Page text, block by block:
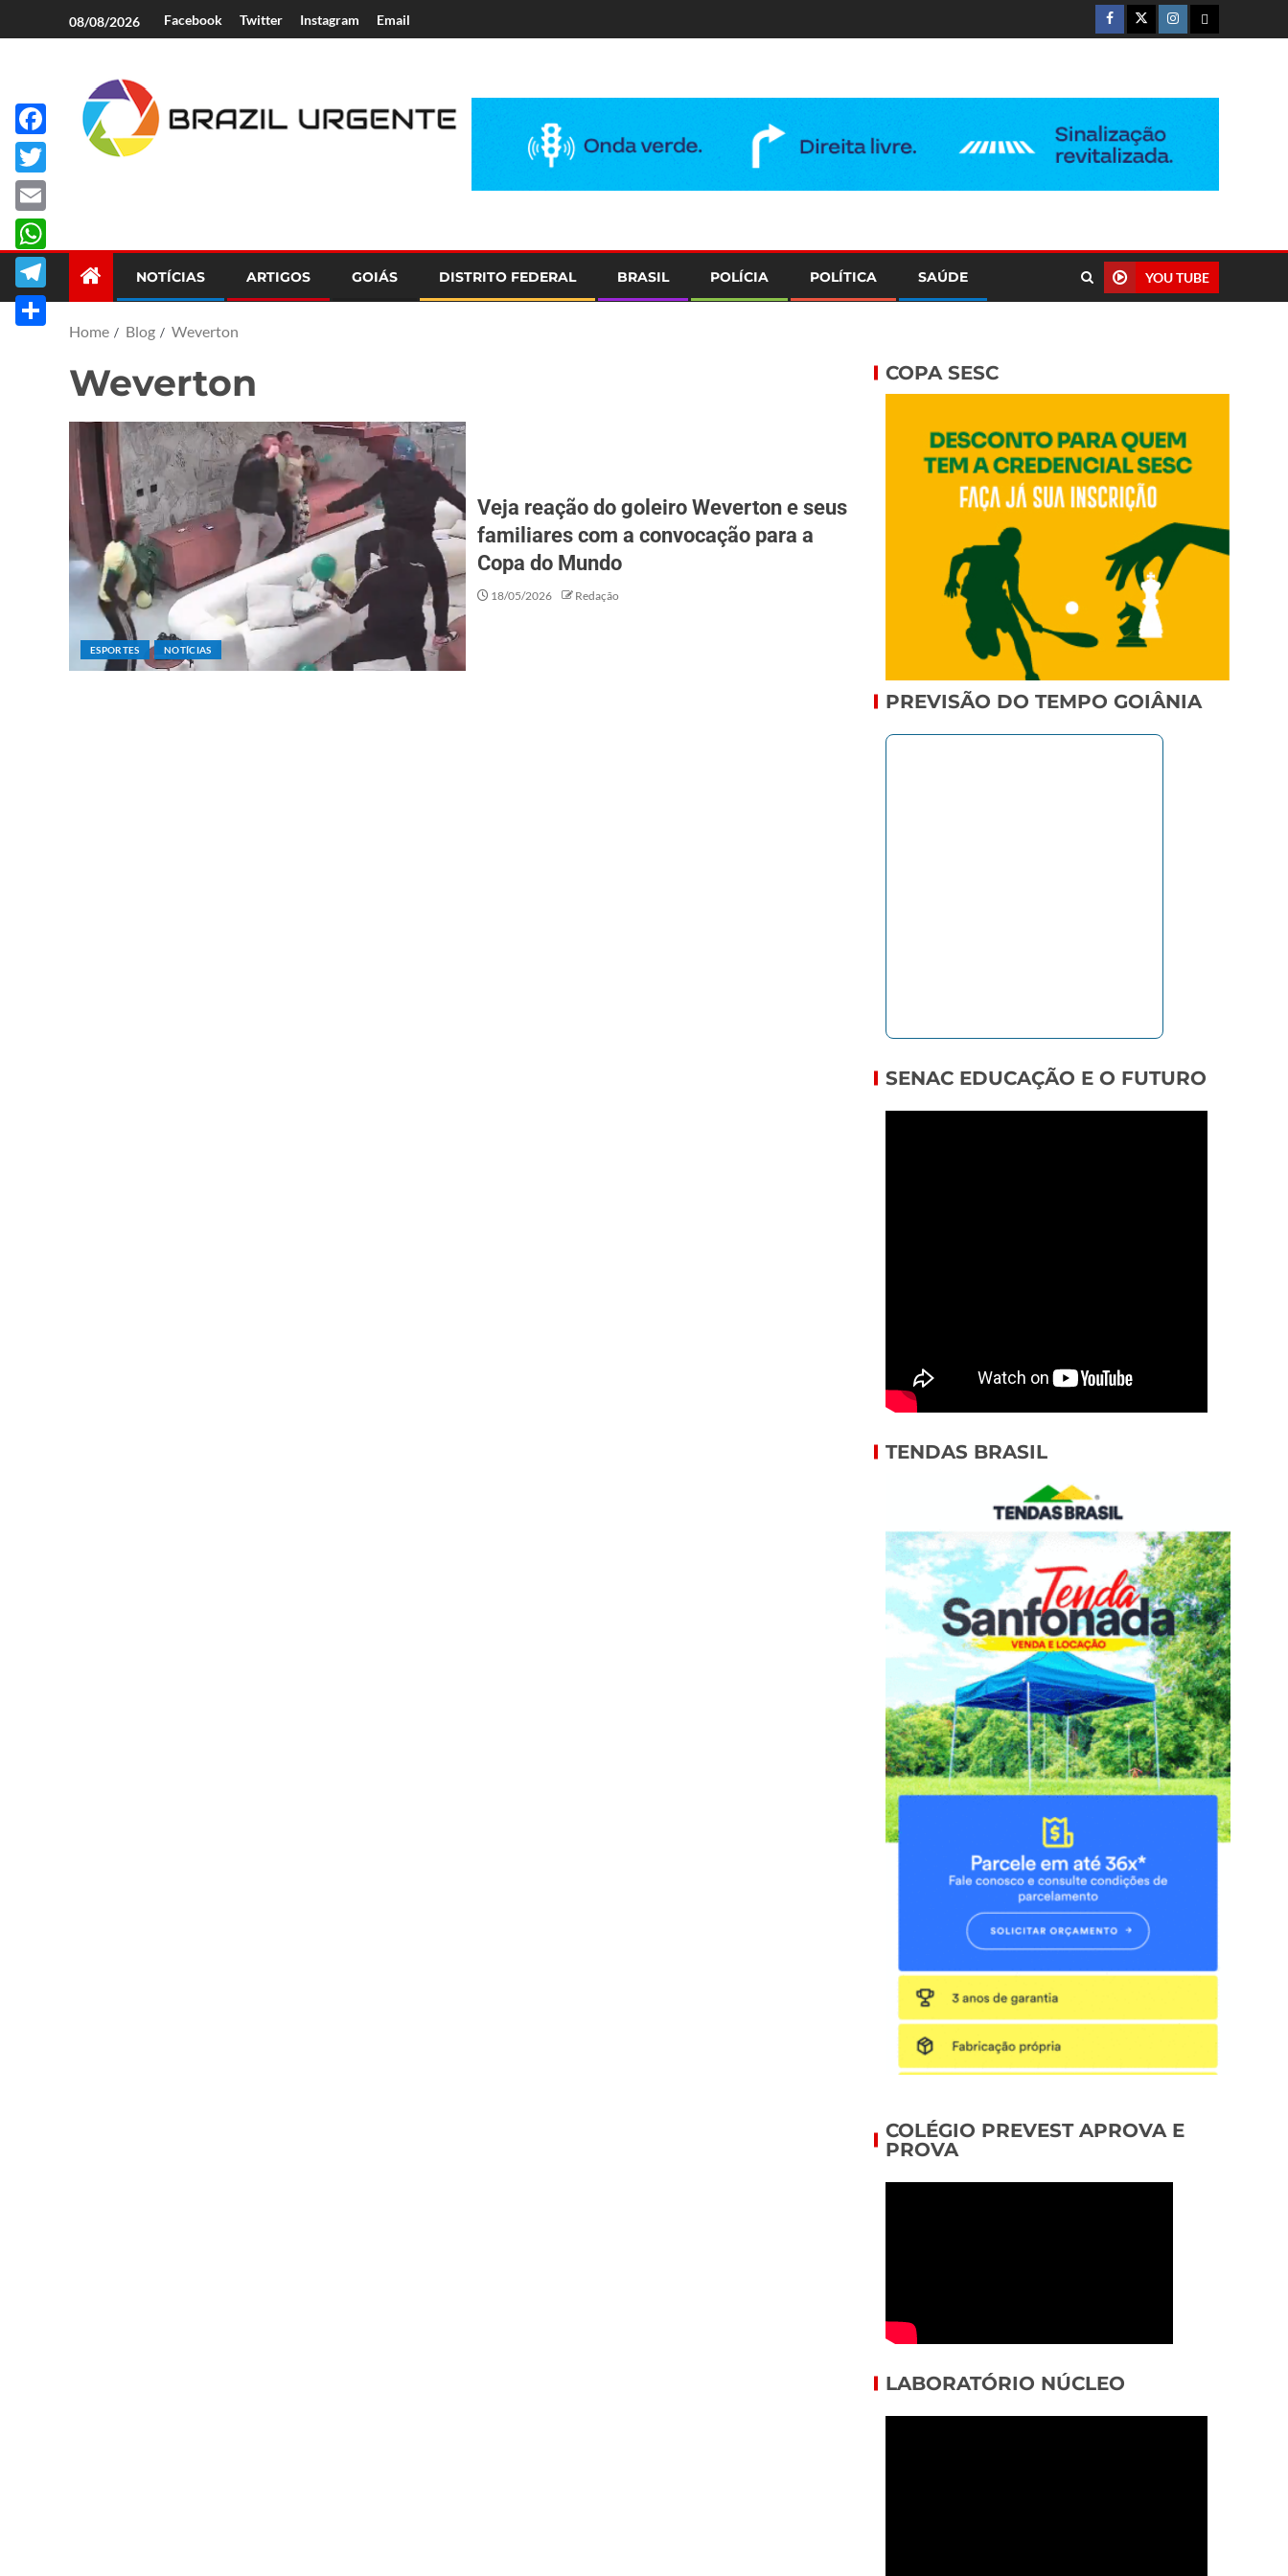
08/08/2026 Facebook Twitter Instagram Email
NOTÍCIAS ARTIGOS GOIÁS DISTRITO FEDERAL BRASIL POLÍCIA POLÍTICA SAÚDE YOU TUBE
Home Blog Weverton
Weverton
ESPORTES NOTÍCIAS
Veja reação do goleiro Weverton e seus
familiares com a convocação para a
Copa do Mundo
18/05/2026 Redação
Facebook
Twitter
Email
WhatsApp
Telegram
COPA SESC
PREVISÃO DO TEMPO GOIÂNIA
SENAC EDUCAÇÃO E O FUTURO
TENDAS BRASIL
COLÉGIO PREVEST APROVA E
PROVA
LABORATÓRIO NÚCLEO